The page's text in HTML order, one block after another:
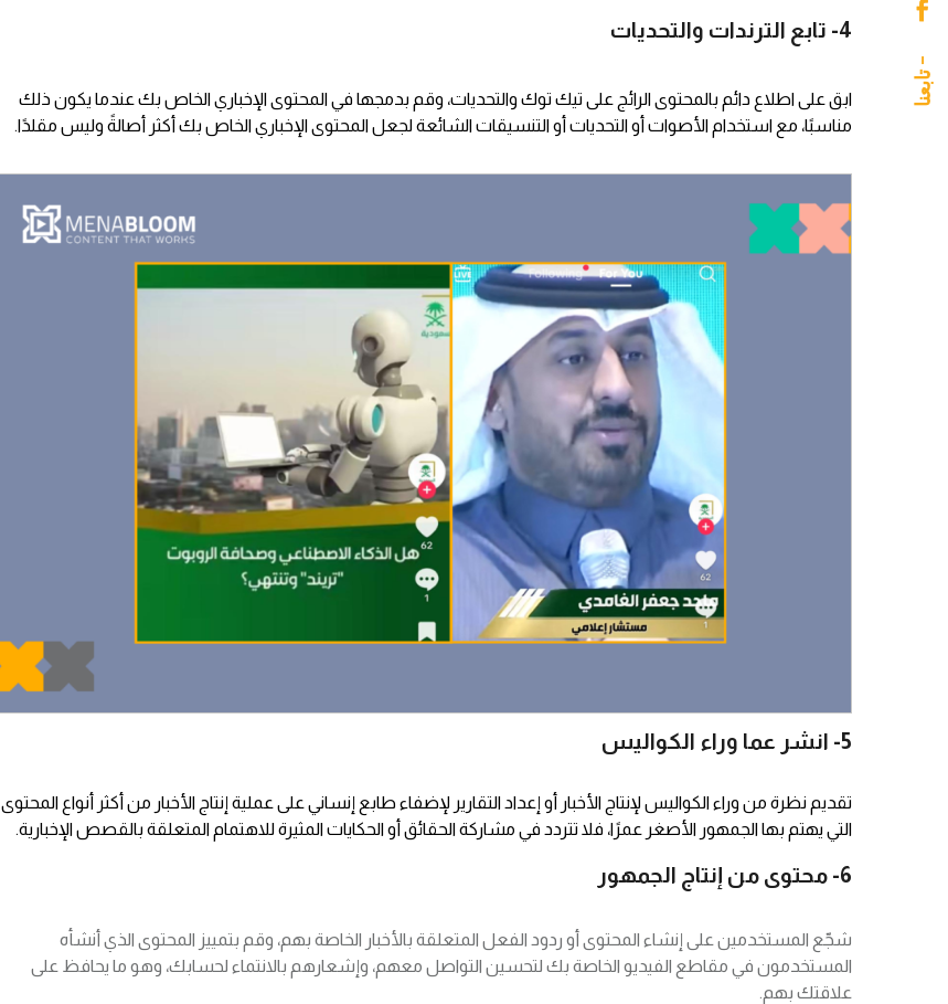
4- تابع الترندات والتحديات
ابق على اطلاع دائم بالمحتوى الرائج على تيك توك والتحديات، وقم بدمجها في المحتوى الإخباري الخاص بك عندما يكون ذلك
مناسبًا، مع استخدام الأصوات أو التحديات أو التنسيقات الشائعة لجعل المحتوى الإخباري الخاص بك أكثر أصالةً وليس مقلدًا.
5- انشر عما وراء الكواليس
تقديم نظرة من وراء الكواليس لإنتاج الأخبار أو إعداد التقارير لإضفاء طابع إنساني على عملية إنتاج الأخبار من أكثر أنواع المحتوى
التي يهتم بها الجمهور الأصغر عمرًا، فلا تتردد في مشاركة الحقائق أو الحكايات المثيرة للاهتمام المتعلقة بالقصص الإخبارية.
6- محتوى من إنتاج الجمهور
شجّع المستخدمين على إنشاء المحتوى أو ردود الفعل المتعلقة بالأخبار الخاصة بهم، وقم بتمييز المحتوى الذي أنشأه
المستخدمون في مقاطع الفيديو الخاصة بك لتحسين التواصل معهم، وإشعارهم بالانتماء لحسابك، وهو ما يحافظ على
علاقتك بهم.